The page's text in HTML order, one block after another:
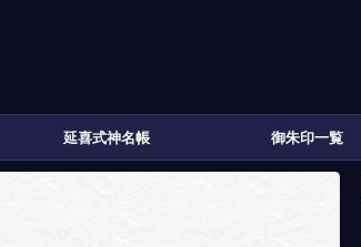
延喜式神名帳 御朱印一覧